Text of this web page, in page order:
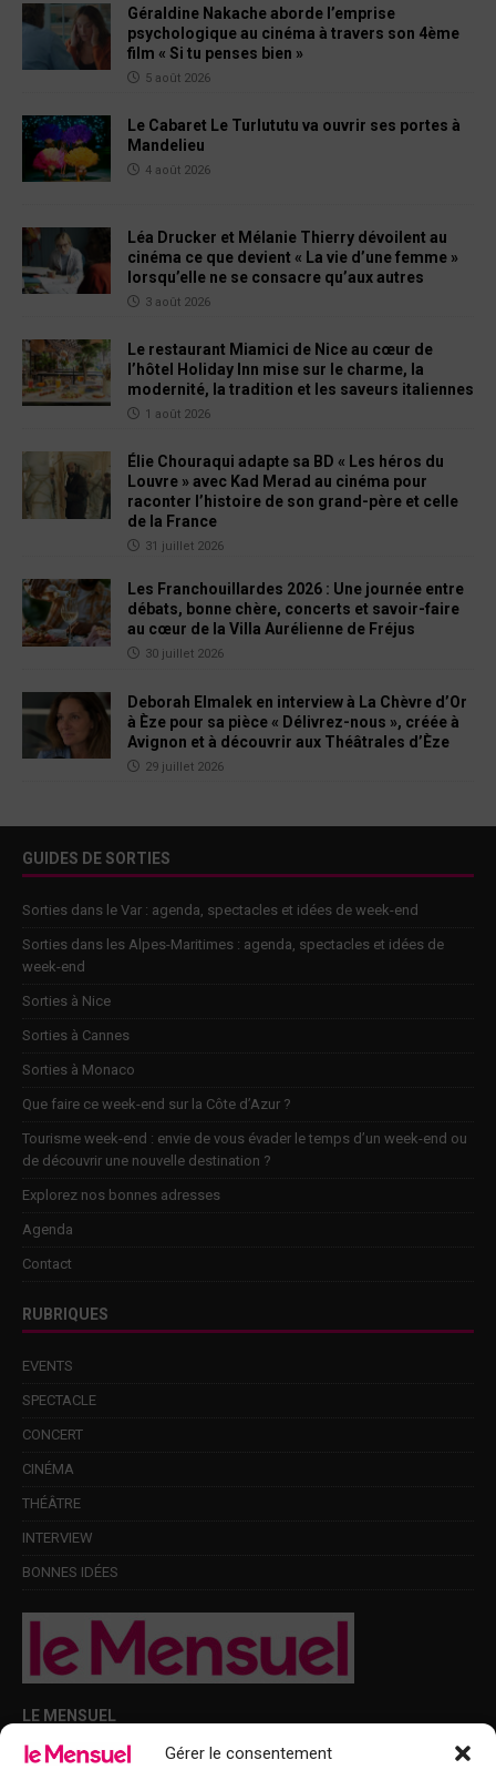
Gérer le consentement
Géraldine Nakache aborde l’emprise
psychologique au cinéma à travers son 4ème
film « Si tu penses bien »
5 août 2026
Le Cabaret Le Turlututu va ouvrir ses portes à
Mandelieu
4 août 2026
Léa Drucker et Mélanie Thierry dévoilent au
cinéma ce que devient « La vie d’une femme »
lorsqu’elle ne se consacre qu’aux autres
3 août 2026
Le restaurant Miamici de Nice au cœur de
l’hôtel Holiday Inn mise sur le charme, la
modernité, la tradition et les saveurs italiennes
1 août 2026
Élie Chouraqui adapte sa BD « Les héros du
Louvre » avec Kad Merad au cinéma pour
raconter l’histoire de son grand-père et celle
de la France
31 juillet 2026
Les Franchouillardes 2026 : Une journée entre
débats, bonne chère, concerts et savoir-faire
au cœur de la Villa Aurélienne de Fréjus
30 juillet 2026
Deborah Elmalek en interview à La Chèvre d’Or
à Èze pour sa pièce « Délivrez-nous », créée à
Avignon et à découvrir aux Théâtrales d’Èze
29 juillet 2026
GUIDES DE SORTIES
Sorties dans le Var : agenda, spectacles et idées de week-end
Sorties dans les Alpes-Maritimes : agenda, spectacles et idées de
week-end
Sorties à Nice
Sorties à Cannes
Sorties à Monaco
Que faire ce week-end sur la Côte d’Azur ?
Tourisme week-end : envie de vous évader le temps d’un week-end ou
de découvrir une nouvelle destination ?
Explorez nos bonnes adresses
Agenda
Contact
RUBRIQUES
EVENTS
SPECTACLE
CONCERT
CINÉMA
THÉÂTRE
INTERVIEW
BONNES IDÉES
LE MENSUEL